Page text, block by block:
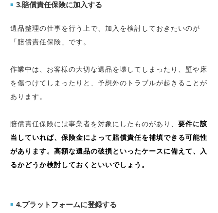
■ 3.賠償責任保険に加入する
遺品整理の仕事を行う上で、加入を検討しておきたいのが
「賠償責任保険」です。
作業中は、お客様の大切な遺品を壊してしまったり、壁や床
を傷つけてしまったりと、予想外のトラブルが起きることが
あります。
賠償責任保険には事業者を対象にしたものがあり、要件に該
当していれば、保険金によって賠償責任を補填できる可能性
があります。高額な遺品の破損といったケースに備えて、入
るかどうか検討しておくといいでしょう。
■ 4.プラットフォームに登録する